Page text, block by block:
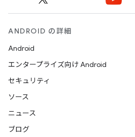
ANDROID の詳細
Android
エンタープライズ向け Android
セキュリティ
ソース
ニュース
ブログ